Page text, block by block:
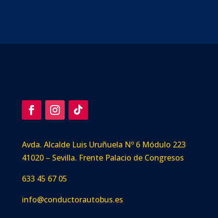
Avda. Alcalde Luis Uruñuela Nº 6 Módulo 223
41020 – Sevilla. Frente Palacio de Congresos
633 45 67 05
info@conductorautobus.es